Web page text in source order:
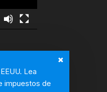
Lea
impuestos de